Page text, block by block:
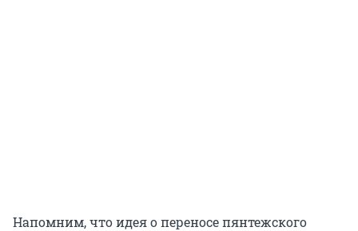
Напомним, что идея о переносе пянтежского